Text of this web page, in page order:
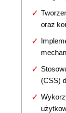
oraz
(CSS)